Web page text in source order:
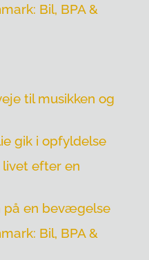
Bil, BPA &
til musikken og
gik i opfyldelse
efter en
på en bevægelse
Bil, BPA &